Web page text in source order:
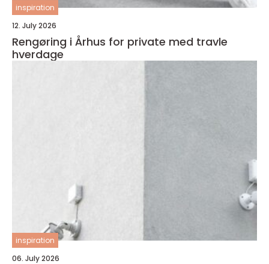
inspiration
12. July 2026
Rengøring i Århus for private med travle
hverdage
inspiration
06. July 2026